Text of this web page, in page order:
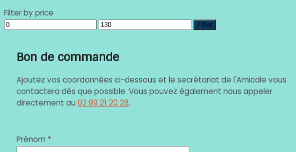
Filter by price
Filter
Bon de commande
Ajoutez vos coordonnées ci-dessous et le secrétariat de l'Amicale vous
contactera dès que possible. Vous pouvez également nous appeler
directement au 02 99 21 20 28.
Prénom *